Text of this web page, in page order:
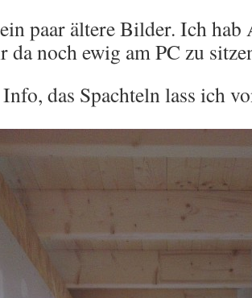
paar ältere Bilder. Ich hab
da noch ewig am PC zu
das Spachteln lass ich